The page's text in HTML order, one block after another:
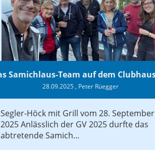
28.09.2025, Peter Rüegger
Segler-Höck mit Grill vom 28. September
2025 Anlässlich der GV 2025 durfte das
abtretende Samich...